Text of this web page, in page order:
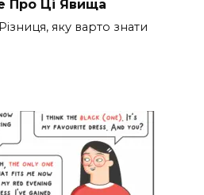
Про Ці Явища
яку варто знати